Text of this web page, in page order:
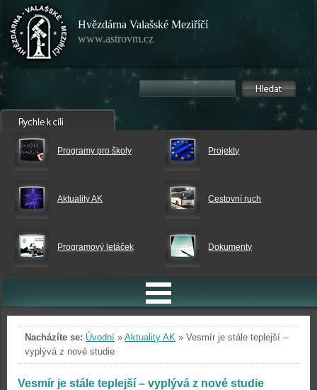
Hvězdárna Valašské Meziříčí
www.astrovm.cz
Programy pro školy Projekty
Aktuality AK Cestovní ruch
Programový letáček Dokumenty
Nacházíte se: Úvodní » Aktuality AK » Vesmír je stále teplejší –
vyplývá z nové studie
Vesmír je stále teplejší – vyplývá z nové studie